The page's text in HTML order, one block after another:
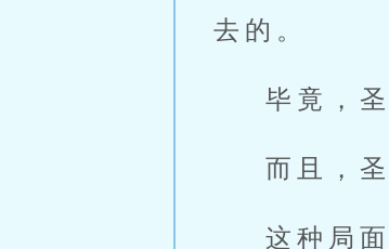
去的。
毕竟，
而且，
这种局